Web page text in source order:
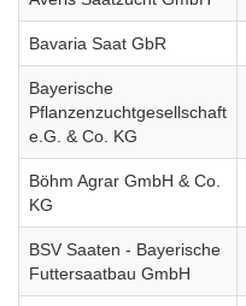
Bavaria Saat GbR
Bayerische
Pflanzenzuchtgesellschaft
e.G. & Co. KG
Böhm Agrar GmbH & Co.
KG
BSV Saaten - Bayerische
Futtersaatbau GmbH